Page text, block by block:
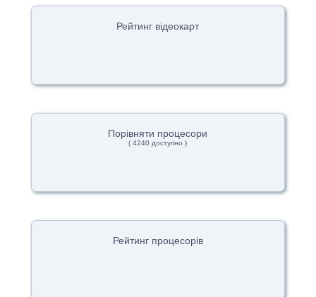
Рейтинг відеокарт
Порівняти процесори
( 4240 доступно )
Рейтинг процесорів